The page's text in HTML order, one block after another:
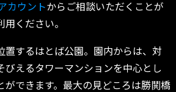
カウントからご相談いただくことが
ください。
置するはとば公園。園内からは、対
びえるタワーマンションを中心とし
ができます。最大の見どころは勝鬨橋